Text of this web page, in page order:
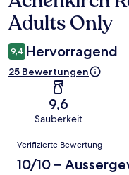
Adults Only
9,4 Hervorragend
25 Bewertungen
9,6
Sauberkeit
Bewertungen
Verifizierte Bewertung
10/10 –